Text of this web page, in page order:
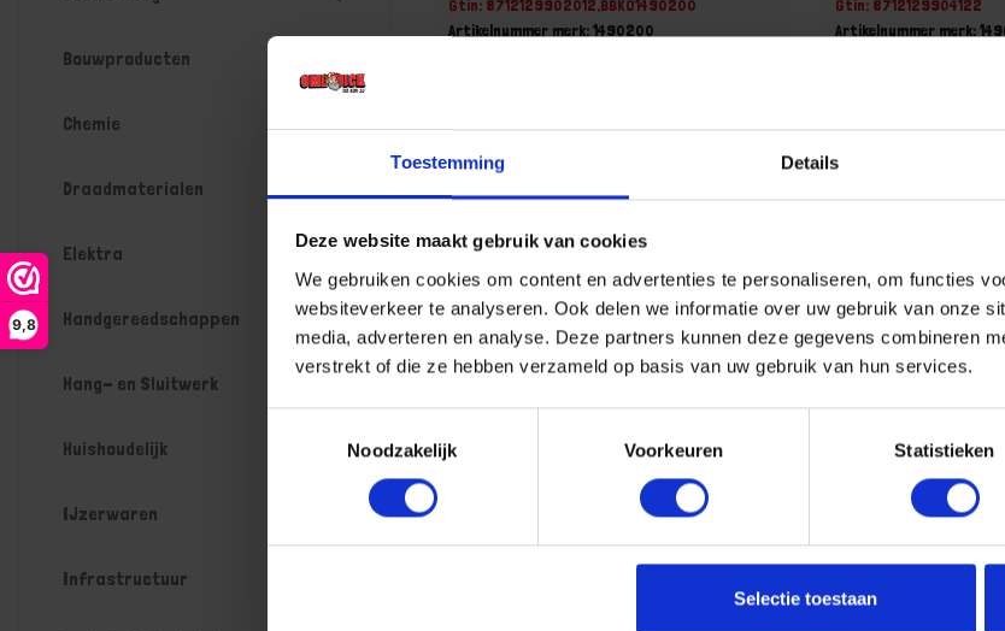
Toestemming Details
Deze website maakt gebruik van cookies
We gebruiken cookies om content en advertenties te personaliseren, om functies
websiteverkeer te analyseren. Ook delen we informatie over uw gebruik van onze
media, adverteren en analyse. Deze partners kunnen deze gegevens combineren
verstrekt of die ze hebben verzameld op basis van uw gebruik van hun services.
Noodzakelijk
Voorkeuren Statistieken
Selectie toestaan
9,8
Bouwproducten
Chemie
Draadmaterialen
Elektra
Handgereedschappen
Hang- en Sluitwerk
Huishoudelijk
IJzerwaren
Infrastructuur
Gtin: 8712129902012,BBKO1490200
Artikelnummer merk: 1490200
- +
Stuk
Bestel nu!
Gtin: 8712129904122
Artikelnummer merk:
-
Bezem bamboe